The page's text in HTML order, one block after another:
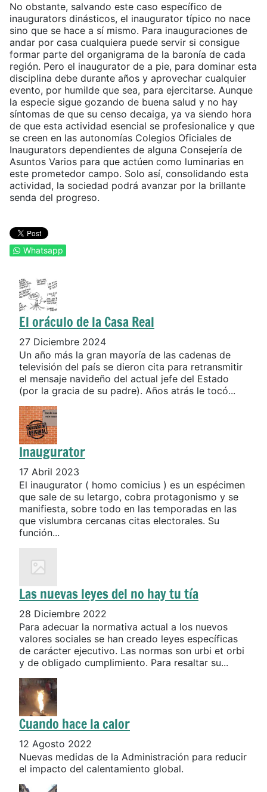
No obstante, salvando este caso específico de
inaugurators dinásticos, el inaugurator típico no nace
sino que se hace a sí mismo. Para inauguraciones de
andar por casa cualquiera puede servir si consigue
formar parte del organigrama de la baronía de cada
región. Pero el inaugurator de a pie, para dominar esta
disciplina debe durante años y aprovechar cualquier
evento, por humilde que sea, para ejercitarse. Aunque
la especie sigue gozando de buena salud y no hay
síntomas de que su censo decaiga, ya va siendo hora
de que esta actividad esencial se profesionalice y que
se creen en las autonomías Colegios Oficiales de
Inaugurators dependientes de alguna Consejería de
Asuntos Varios para que actúen como luminarias en
este prometedor campo. Solo así, consolidando esta
actividad, la sociedad podrá avanzar por la brillante
senda del progreso.
Whatsapp
El oráculo de la Casa Real
27 Diciembre 2024
Un año más la gran mayoría de las cadenas de
televisión del país se dieron cita para retransmitir
el mensaje navideño del actual jefe del Estado
(por la gracia de su padre). Años atrás le tocó...
Inaugurator
17 Abril 2023
El inaugurator ( homo comicius ) es un espécimen
que sale de su letargo, cobra protagonismo y se
manifiesta, sobre todo en las temporadas en las
que vislumbra cercanas citas electorales. Su
función...
Las nuevas leyes del no hay tu tía
28 Diciembre 2022
Para adecuar la normativa actual a los nuevos
valores sociales se han creado leyes específicas
de carácter ejecutivo. Las normas son urbi et orbi
y de obligado cumplimiento. Para resaltar su...
Cuando hace la calor
12 Agosto 2022
Nuevas medidas de la Administración para reducir
el impacto del calentamiento global.